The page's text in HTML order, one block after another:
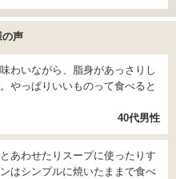
の声
わいながら、脂身があっさりし
やっぱりいいものって食べると
40代男性
あわせたりスープに使ったりす
はシンプルに焼いたままで食べ